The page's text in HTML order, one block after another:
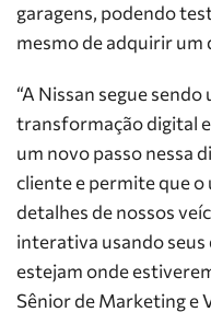
garagens, podendo
mesmo de adquirir um
“A Nissan segue
transformação digital
um novo passo nessa
cliente e permite que
detalhes de nossos
interativa usando
estejam onde
Sênior de Marketing e